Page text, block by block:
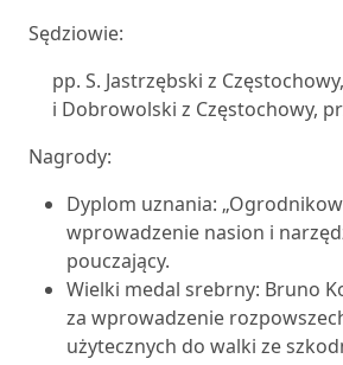
Sędziowie:
pp. S. Jastrzębski z
i Dobrowolski z Częstochowy,
Nagrody:
Dyplom uznania:
wprowadzenie nasion i
pouczający.
Wielki medal srebrny: Bruno
za wprowadzenie
użytecznych do walki ze